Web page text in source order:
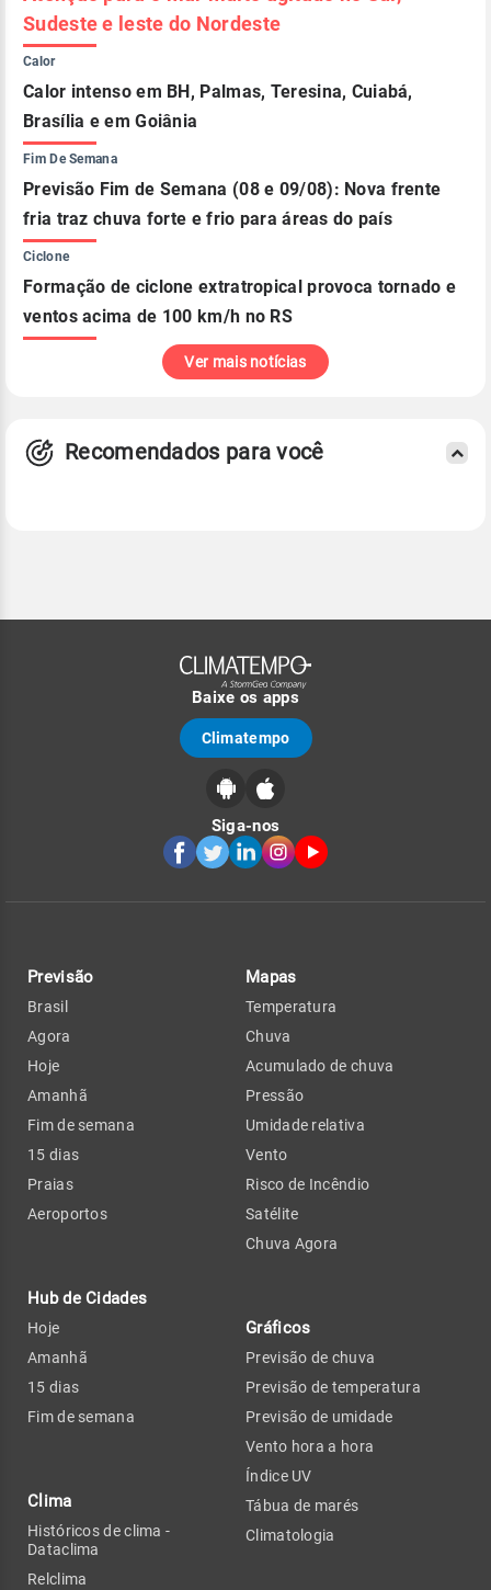
Sudeste e leste do Nordeste
Calor
Calor intenso em BH, Palmas, Teresina, Cuiabá,
Brasília e em Goiânia
Fim De Semana
Previsão Fim de Semana (08 e 09/08): Nova frente
fria traz chuva forte e frio para áreas do país
Ciclone
Formação de ciclone extratropical provoca tornado e
ventos acima de 100 km/h no RS
Ver mais notícias
Recomendados para você
Baixe os apps
Climatempo
Siga-nos
Previsão
Brasil
Agora
Hoje
Amanhã
Fim de semana
15 dias
Praias
Aeroportos
Hub de Cidades
Hoje
Amanhã
15 dias
Fim de semana
Clima
Históricos de clima -
Dataclima
Relclima
Mapas
Temperatura
Chuva
Acumulado de chuva
Pressão
Umidade relativa
Vento
Risco de Incêndio
Satélite
Chuva Agora
Gráficos
Previsão de chuva
Previsão de temperatura
Previsão de umidade
Vento hora a hora
Índice UV
Tábua de marés
Climatologia